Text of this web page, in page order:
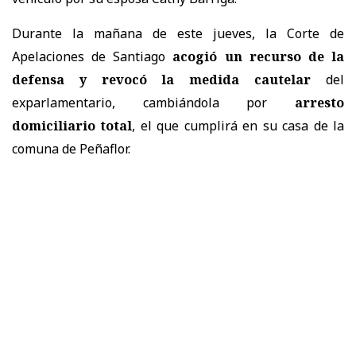
Durante la mañana de este jueves, la Corte de
Apelaciones de Santiago acogió un recurso de la
defensa y revocó la medida cautelar del
exparlamentario, cambiándola por arresto
domiciliario total, el que cumplirá en su casa de la
comuna de Peñaflor.